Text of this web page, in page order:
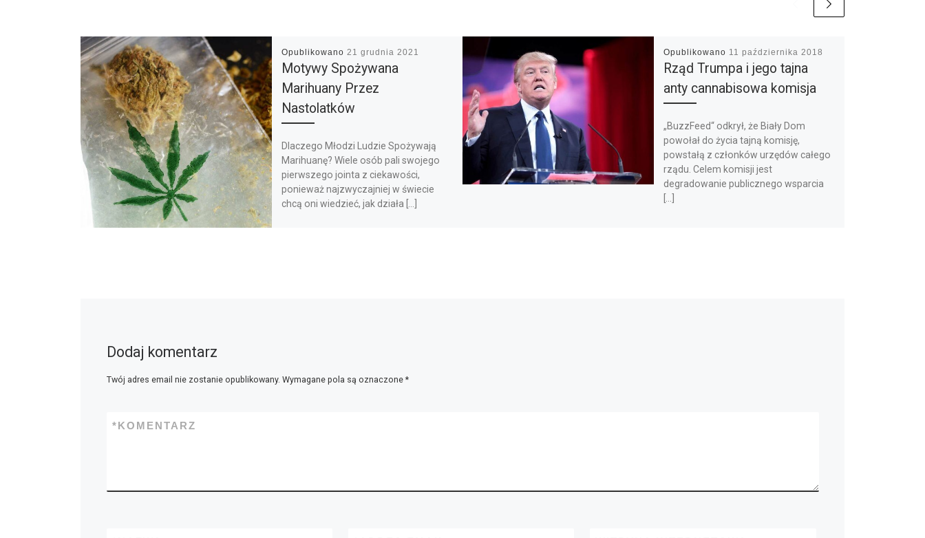
Opublikowano 21 grudnia 2021
Motywy Spożywana
Marihuany Przez
Nastolatków
Dlaczego Młodzi Ludzie Spożywają
Marihuanę? Wiele osób pali swojego
pierwszego jointa z ciekawości,
ponieważ najzwyczajniej w świecie
chcą oni wiedzieć, jak działa […]
Opublikowano 11 października 2018
Rząd Trumpa i jego tajna
anty cannabisowa komisja
„BuzzFeed“ odkrył, że Biały Dom
powołał do życia tajną komisję,
powstałą z członków urzędów całego
rządu. Celem komisji jest
degradowanie publicznego wsparcia
Dodaj komentarz
Twój adres email nie zostanie opublikowany. Wymagane pola są oznaczone *
KOMENTARZ
*